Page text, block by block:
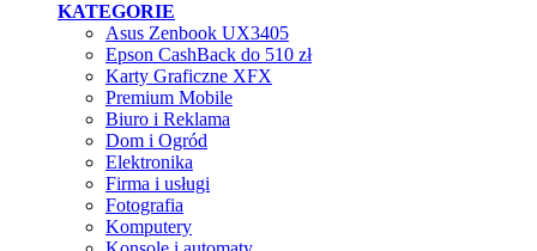
KATEGORIE
Asus Zenbook UX3405
Epson CashBack do 510 zł
Karty Graficzne XFX
Premium Mobile
Biuro i Reklama
Dom i Ogród
Elektronika
Firma i usługi
Fotografia
Komputery